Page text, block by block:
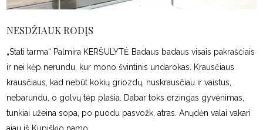
NESDŽIAUK RODĮS
„Stati tarma“ Palmira KERŠULYTĖ Badaus badaus visais pakraščiais
ir nei kėp nerundu, kur mono švintinis undarokas. Krausčiaus
krausčiaus, kad nebūt kokių griozdų, nuskrausčiau ir vaistus,
nebarundu, o golvų tėp plašia. Dabar toks erzingas gyvėnimas,
tunkiai užeina sopa, po puodu pasvožk, atras. Anųdėn valai vakari